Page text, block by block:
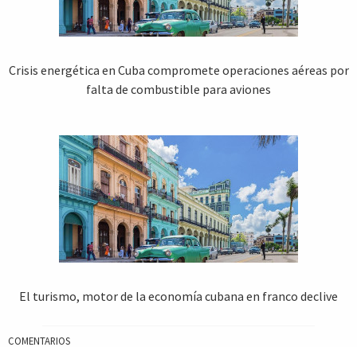
Crisis energética en Cuba compromete operaciones aéreas por
falta de combustible para aviones
El turismo, motor de la economía cubana en franco declive
COMENTARIOS